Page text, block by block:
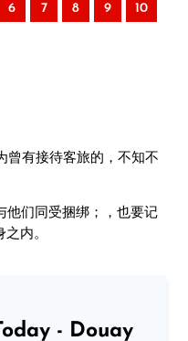
6 7 8 9 10
曾有接待客旅的，不知不
他们同受捆绑；，也要记
内。
- Douay